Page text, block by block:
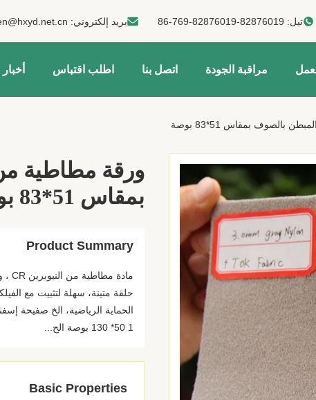
تيل: 86-769-82876019-82876019 بريد إلكتروني:
مراقبة الجودة اتصل بنا اطلب اقتباس أخبار
بالصوف بمقاس 51*83 بوصة
ورقة مطاطية
بمقاس 51*83 بوصة
Product Summary
حلقة متينة، سهلة لتثبيت مع
1 50* 130 بوصة الح...
Basic Properties